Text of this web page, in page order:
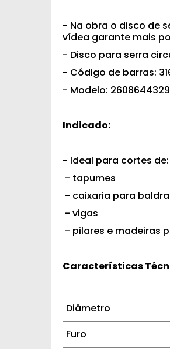
- Na obra o disco de
vídea garante mais
- Disco para serra
- Código de barras:
- Modelo: 2608644329
Indicado:
- Ideal para cortes de:
- tapumes
- caixaria para
- vigas
- pilares e madeiras
Características
Diâmetro
Furo